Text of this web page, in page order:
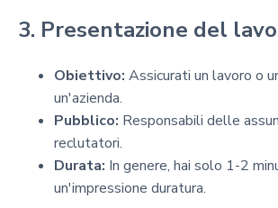
3. Presentazione del
Obiettivo: Assicurati un lavoro o
un'azienda.
Pubblico: Responsabili delle
reclutatori.
Durata: In genere, hai solo 1-2
un'impressione duratura.